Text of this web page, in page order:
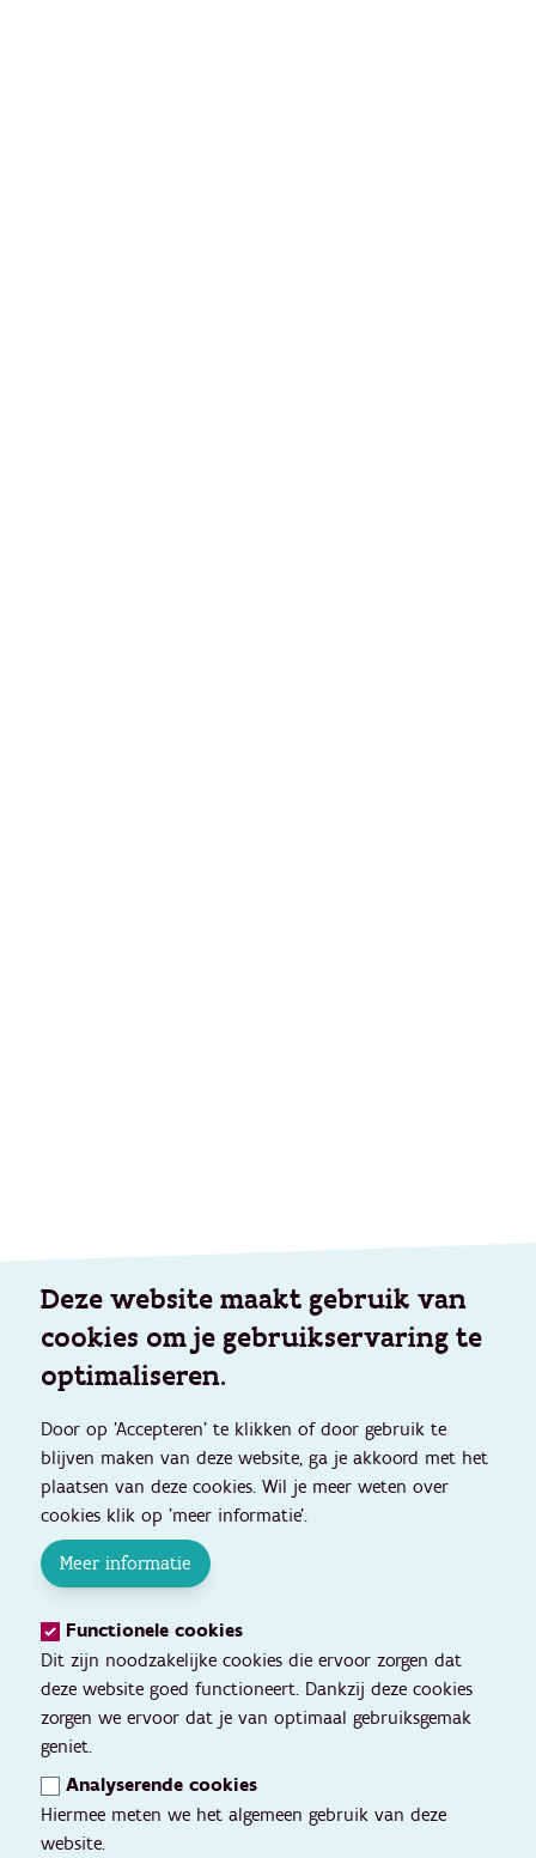
Deze website maakt gebruik van
cookies om je gebruikservaring te
optimaliseren.
Door op 'Accepteren' te klikken of door gebruik te
blijven maken van deze website, ga je akkoord met het
plaatsen van deze cookies. Wil je meer weten over
cookies klik op 'meer informatie'.
Meer informatie
Functionele cookies
Dit zijn noodzakelijke cookies die ervoor zorgen dat
deze website goed functioneert. Dankzij deze cookies
zorgen we ervoor dat je van optimaal gebruiksgemak
geniet.
Analyserende cookies
Hiermee meten we het algemeen gebruik van deze
website.